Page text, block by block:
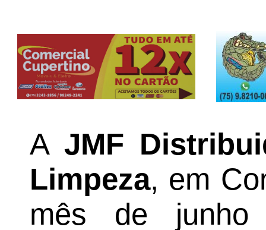
A JMF
Limpeza, em
mês de